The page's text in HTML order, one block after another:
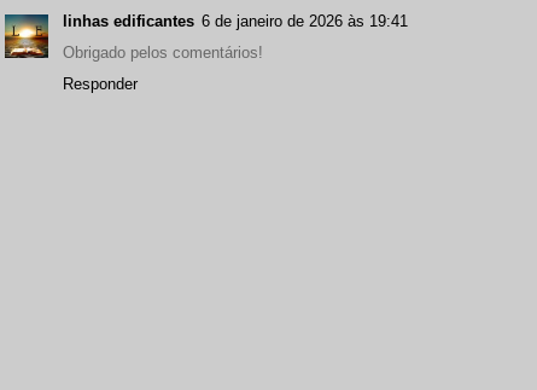
linhas edificantes 6 de janeiro de 2026 às 19:41
Obrigado pelos comentários!
Responder